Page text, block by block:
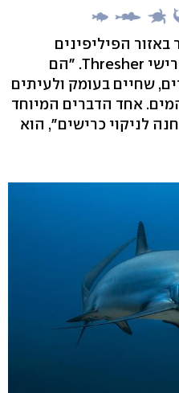
הפיליפינים
בתחילת השנה, הוא תיעד כרישי Thresher. "הם
שחיים בעומק ולעיתים
אחד הדברים המיוחד
לניקוי כרישים", הוא